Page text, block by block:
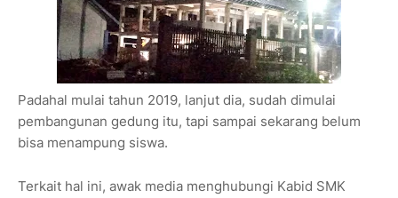
Padahal mulai tahun 2019, lanjut dia, sudah dimulai
pembangunan gedung itu, tapi sampai sekarang belum
bisa menampung siswa.
Terkait hal ini, awak media menghubungi Kabid SMK